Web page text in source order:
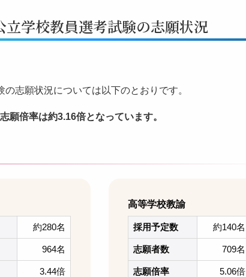
学校教員選考試験の志願状況
志願状況については以下のとおりです。
願倍率は約3.16倍となっています。
約280名
964名
3.44倍
高等学校教諭
採用予定数 約140名
志願者数 709名
志願倍率 5.06倍